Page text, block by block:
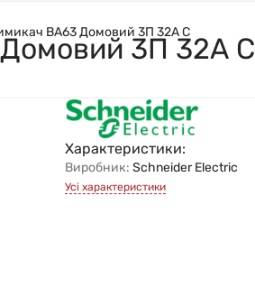
ВА63 Домовий 3П 32А С3П 32А С
Характеристики:
Виробник: Schneider Electric
Усі характеристики